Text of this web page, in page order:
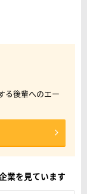
る後輩へのエー
業を見ています